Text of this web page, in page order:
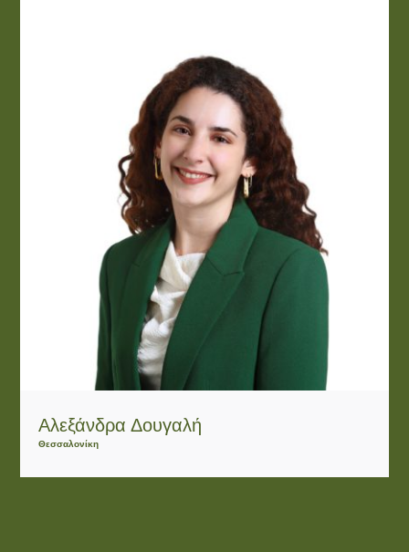
Αλεξάνδρα Δουγαλή
Θεσσαλονίκη